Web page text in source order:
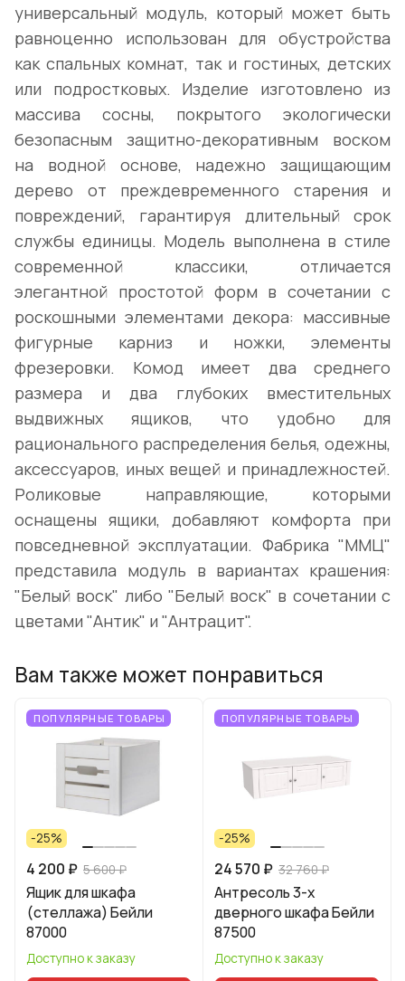
универсальный модуль, который может быть
равноценно использован для обустройства
как спальных комнат, так и гостиных, детских
или подростковых. Изделие изготовлено из
массива сосны, покрытого экологически
безопасным защитно-декоративным воском
на водной основе, надежно защищающим
дерево от преждевременного старения и
повреждений, гарантируя длительный срок
службы единицы. Модель выполнена в стиле
современной классики, отличается
элегантной простотой форм в сочетании с
роскошными элементами декора: массивные
фигурные карниз и ножки, элементы
фрезеровки. Комод имеет два среднего
размера и два глубоких вместительных
выдвижных ящиков, что удобно для
рационального распределения белья, одежны,
аксессуаров, иных вещей и принадлежностей.
Роликовые направляющие, которыми
оснащены ящики, добавляют комфорта при
повседневной эксплуатации. Фабрика "ММЦ"
представила модуль в вариантах крашения:
"Белый воск" либо "Белый воск" в сочетании с
цветами "Антик" и "Антрацит".
Вам также может понравиться
ПОПУЛЯРНЫЕ ТОВАРЫ
-25%
4 200 ₽ 5 600 ₽
Ящик для шкафа
(стеллажа) Бейли
87000
Доступно к заказу
ПОПУЛЯРНЫЕ ТОВАРЫ
-25%
24 570 ₽ 32 760 ₽
Антресоль 3-х
дверного шкафа Бейли
87500
Доступно к заказу